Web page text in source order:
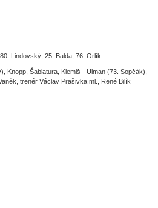
Lindovský, 25. Balda, 76. Orlík
Knopp, Šablatura, Klemiš - Ulman (73. Sopčák),
trenér Václav Prašivka ml., René Bilík